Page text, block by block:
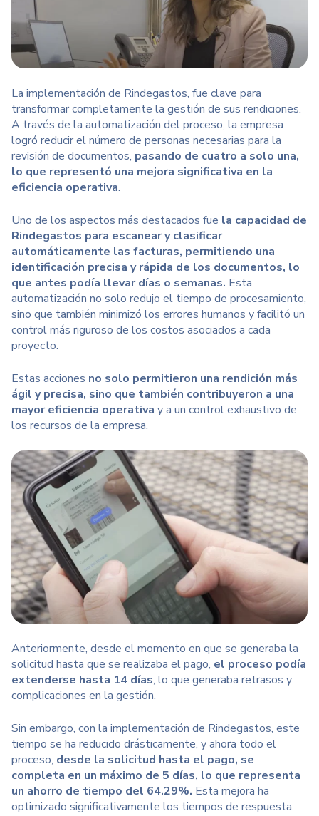
La implementación de Rindegastos, fue clave para
transformar completamente la gestión de sus rendiciones.
A través de la automatización del proceso, la empresa
logró reducir el número de personas necesarias para la
revisión de documentos, pasando de cuatro a solo una,
lo que representó una mejora significativa en la
eficiencia operativa.
Uno de los aspectos más destacados fue la capacidad de
Rindegastos para escanear y clasificar
automáticamente las facturas, permitiendo una
identificación precisa y rápida de los documentos, lo
que antes podía llevar días o semanas. Esta
automatización no solo redujo el tiempo de procesamiento,
sino que también minimizó los errores humanos y facilitó un
control más riguroso de los costos asociados a cada
proyecto.
Estas acciones no solo permitieron una rendición más
ágil y precisa, sino que también contribuyeron a una
mayor eficiencia operativa y a un control exhaustivo de
los recursos de la empresa.
Anteriormente, desde el momento en que se generaba la
solicitud hasta que se realizaba el pago, el proceso podía
extenderse hasta 14 días, lo que generaba retrasos y
complicaciones en la gestión.
Sin embargo, con la implementación de Rindegastos, este
tiempo se ha reducido drásticamente, y ahora todo el
proceso, desde la solicitud hasta el pago, se
completa en un máximo de 5 días, lo que representa
un ahorro de tiempo del 64.29%. Esta mejora ha
optimizado significativamente los tiempos de respuesta.